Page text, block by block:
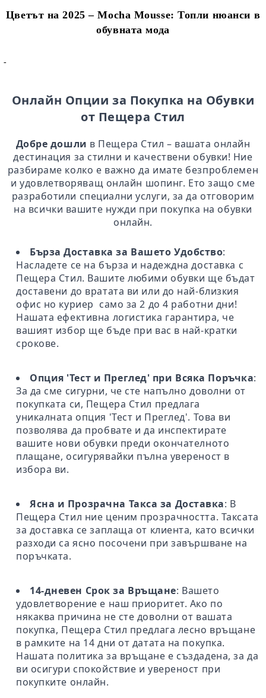
Цветът на 2025 – Mocha Mousse: Топли нюанси в
обувната мода
-
Онлайн Опции за Покупка на Обувки
от Пещера Стил
Добре дошли в Пещера Стил – вашата онлайн
дестинация за стилни и качествени обувки! Ние
разбираме колко е важно да имате безпроблемен
и удовлетворяващ онлайн шопинг. Ето защо сме
разработили специални услуги, за да отговорим
на всички вашите нужди при покупка на обувки
онлайн.
Бърза Доставка за Вашето Удобство:
Насладете се на бърза и надеждна доставка с
Пещера Стил. Вашите любими обувки ще бъдат
доставени до вратата ви или до най-близкия
офис но куриер само за 2 до 4 работни дни!
Нашата ефективна логистика гарантира, че
вашият избор ще бъде при вас в най-кратки
срокове.
Опция 'Тест и Преглед' при Всяка Поръчка:
За да сме сигурни, че сте напълно доволни от
покупката си, Пещера Стил предлага
уникалната опция 'Тест и Преглед'. Това ви
позволява да пробвате и да инспектирате
вашите нови обувки преди окончателното
плащане, осигурявайки пълна увереност в
избора ви.
Ясна и Прозрачна Такса за Доставка: В
Пещера Стил ние ценим прозрачността. Таксата
за доставка се заплаща от клиента, като всички
разходи са ясно посочени при завършване на
поръчката.
14-дневен Срок за Връщане: Вашето
удовлетворение е наш приоритет. Ако по
някаква причина не сте доволни от вашата
покупка, Пещера Стил предлага лесно връщане
в рамките на 14 дни от датата на покупка.
Нашата политика за връщане е създадена, за да
ви осигури спокойствие и увереност при
покупките онлайн.